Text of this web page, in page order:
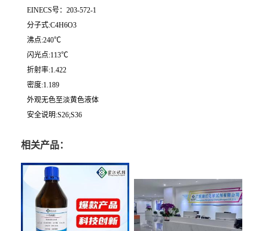
EINECS号：203-572-1
分子式:C4H6O3
沸点:240℃
闪光点:113℃
折射率:1.422
密度:1.189
外观无色至淡黄色液体
安全说明:S26;S36
相关产品：